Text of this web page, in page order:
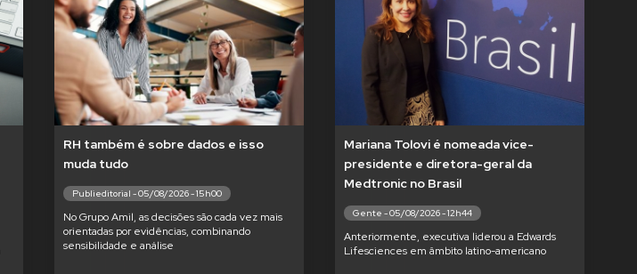
RH também é sobre dados e isso
muda tudo
Publieditorial - 05/08/2026 - 15h00
No Grupo Amil, as decisões são cada vez mais
orientadas por evidências, combinando
sensibilidade e análise
Mariana Tolovi é nomeada vice-
presidente e diretora-geral da
Medtronic no Brasil
Gente - 05/08/2026 - 12h44
Anteriormente, executiva liderou a Edwards
Lifesciences em âmbito latino-americano